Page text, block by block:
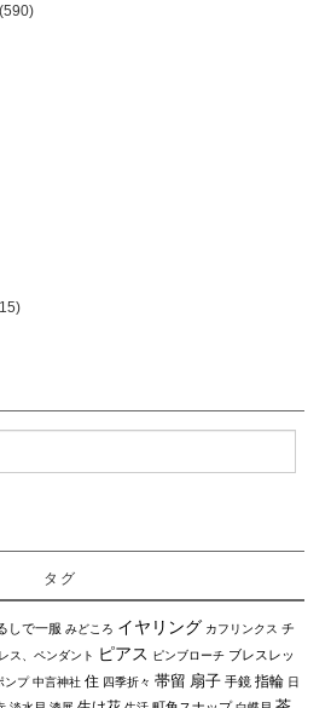
(590)
タグ
しで一服 みどころ イヤリング カフリンクス チ
ス、ペンダント ピアス ピンブローチ ブレスレッ
ンプ 中言神社 住 四季折々 帯留 扇子 手鏡 指輪 日